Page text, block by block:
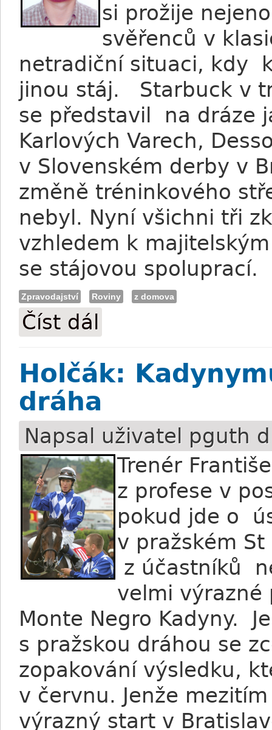
si prožije
svěřenců v
netradiční situaci, kdy
jinou stáj. Starbuck v
se představil na dráze
Karlových Varech,
v Slovenském derby v
změně tréninkového
nebyl. Nyní všichni tři
vzhledem k
se stájovou spoluprací.
Zpravodajství Roviny z domova
Číst dál
Holčák:
dráha
Napsal uživatel pguth
Trenér
z profese v
pokud jde o
v pražském
z účastníků
velmi
Monte Negro Kadyny.
s pražskou dráhou se
zopakování výsledku,
v červnu. Jenže
výrazný start v